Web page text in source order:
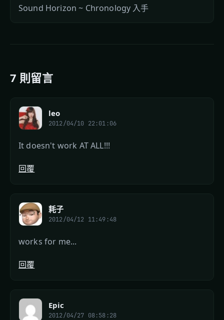
Sound Horizon ~ Chronology 入手
7 則留言
leo
2012/04/10 22:01:06
It doesn't work AT ALL!!!
回覆
耗子
2012/04/12 11:49:48
works for me...
回覆
Epic
2012/04/27 08:58:28